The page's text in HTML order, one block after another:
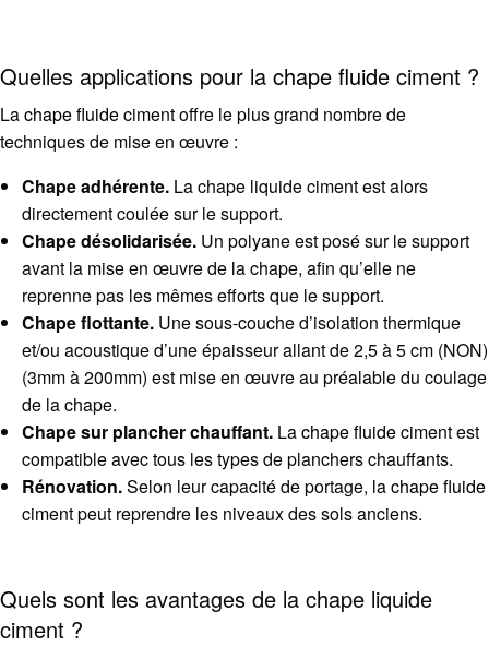
Quelles applications pour la chape fluide ciment ?
Lachape fluideciment offre le plus grand nombre de
techniques de mise en œuvre :
Chape adhérente. La chape liquide ciment est alors
directement coulée sur le support.
Chape désolidarisée. Un polyane est posé sur le support
avant la mise en œuvre de la chape, afin qu’elle ne
reprenne pas les mêmes efforts que le support.
Chape flottante. Une sous-couche d’isolation thermique
et/ou acoustique d’une épaisseur allant de 2,5 à 5 cm (NON)
(3mm à 200mm) est mise en œuvre au préalable du coulage
de la chape.
Chape sur plancher chauffant. Lachape fluideciment est
compatible avec tous les types de planchers chauffants.
Rénovation.Selon leur capacité de portage, lachape fluide
ciment peut reprendre les niveaux des sols anciens.
Quels sont les avantages de la chape liquide
ciment ?